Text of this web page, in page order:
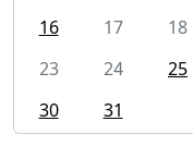
16
17 18
23
24 25
30
31